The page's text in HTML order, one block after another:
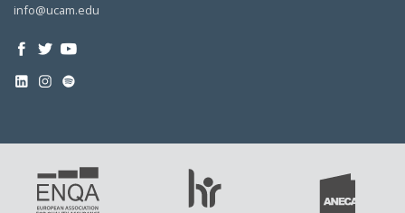
info@ucam.edu